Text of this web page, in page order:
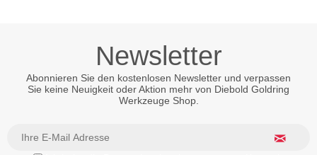
Newsletter
Abonnieren Sie den kostenlosen Newsletter und verpassen
Sie keine Neuigkeit oder Aktion mehr von Diebold Goldring
Werkzeuge Shop.